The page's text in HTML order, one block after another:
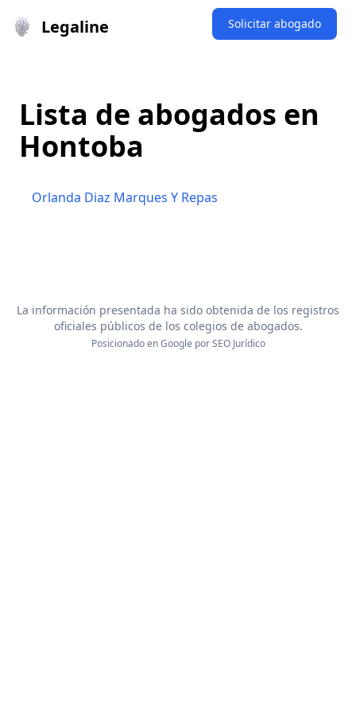
Legaline Solicitar abogado
Lista de abogados en
Hontoba
Orlanda Diaz Marques Y Repas
La información presentada ha sido obtenida de los registros
oficiales públicos de los colegios de abogados.
Posicionado en Google porSEO Jurídico